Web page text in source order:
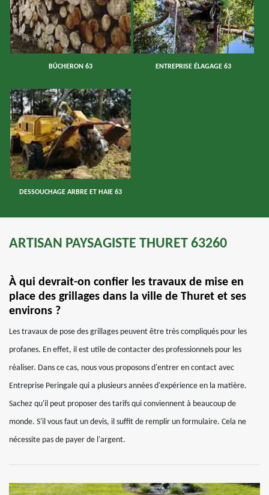
BÛCHERON 63 ENTREPRISE ÉLAGAGE 63
DESSOUCHAGE ARBRE ET HAIE 63
ARTISAN PAYSAGISTE THURET 63260
À qui devrait-on confier les travaux de mise en
place des grillages dans la ville de Thuret et ses
environs ?
Les travaux de pose des grillages peuvent être très compliqués pour les
profanes. En effet, il est utile de contacter des professionnels pour les
réaliser. Dans ce cas, nous vous proposons d'entrer en contact avec
Entreprise Peringale qui a plusieurs années d'expérience en la matière.
Sachez qu'il peut proposer des tarifs qui conviennent à beaucoup de
monde. S'il vous faut un devis, il suffit de remplir un formulaire. Cela ne
nécessite pas de payer de l'argent.